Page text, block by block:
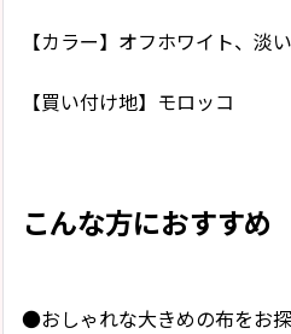
【カラー】オフホワイト、淡
【買い付け地】モロッコ
こんな方におすすめ
●おしゃれな大きめの布をお